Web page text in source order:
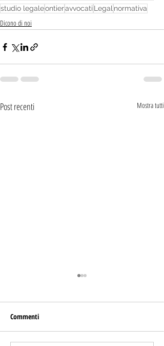
studio legaleontieravvocati Legal normativa
Dicono di noi
Post recenti Mostra tutti
Commenti